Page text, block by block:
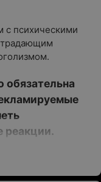
с психическими
реакции.